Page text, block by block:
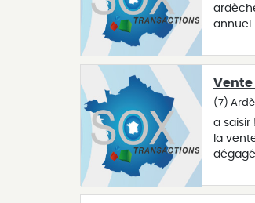
annuel
(07230)
(7)
a saisir
la